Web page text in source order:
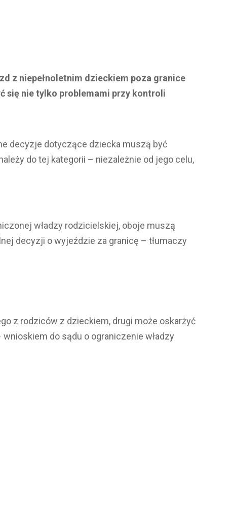
z niepełnoletnim dzieckiem poza granice
się nie tylko problemami przy kontroli
decyzje dotyczące dziecka muszą być
do tej kategorii – niezależnie od jego celu,
władzy rodzicielskiej, oboje muszą
decyzji o wyjeździe za granicę – tłumaczy
z rodziców z dzieckiem, drugi może oskarżyć
do sądu o ograniczenie władzy